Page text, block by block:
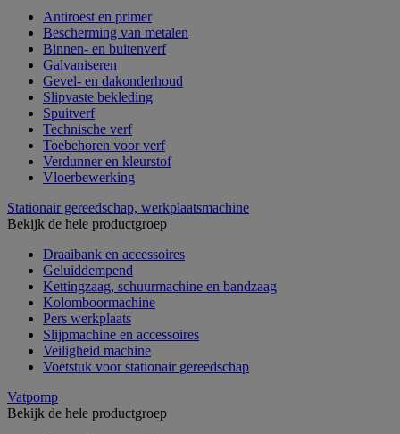
Antiroest en primer
Bescherming van metalen
Binnen- en buitenverf
Galvaniseren
Gevel- en dakonderhoud
Slipvaste bekleding
Spuitverf
Technische verf
Toebehoren voor verf
Verdunner en kleurstof
Vloerbewerking
Stationair gereedschap, werkplaatsmachine
Bekijk de hele productgroep
Draaibank en accessoires
Geluiddempend
Kettingzaag, schuurmachine en bandzaag
Kolomboormachine
Pers werkplaats
Slijpmachine en accessoires
Veiligheid machine
Voetstuk voor stationair gereedschap
Vatpomp
Bekijk de hele productgroep